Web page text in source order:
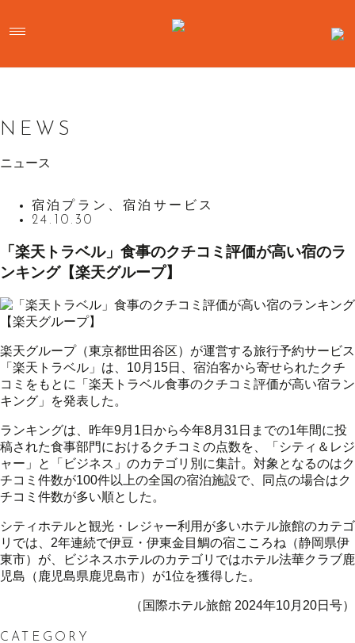
NEWS
ニュース
宿泊プラン、宿泊サービス
24.10.30
「楽天トラベル」食事のクチコミ評価が高い宿のラ
ンキング【楽天グループ】
楽天グループ（東京都世田谷区）が運営する旅行予約サービス
「楽天トラベル」は、10月15日、宿泊客から寄せられたクチ
コミをもとに「楽天トラベル食事のクチコミ評価が高い宿ラン
キング」を発表した。
ランキングは、昨年9月1日から今年8月31日までの1年間に投
稿された食事部門におけるクチコミの点数を、「シティ＆レジ
ャー」と「ビジネス」のカテゴリ別に集計。対象となるのはク
チコミ件数が100件以上の全国の宿泊施設で、同点の場合はク
チコミ件数が多い順とした。
シティホテルと観光・レジャー利用が多いホテル旅館のカテゴ
リでは、2年連続で伊豆・伊東金目鯛の宿こころね（静岡県伊
東市）が、ビジネスホテルのカテゴリではホテル法華クラブ鹿
児島（鹿児島県鹿児島市）が1位を獲得した。
（国際ホテル旅館 2024年10月20日号）
CATEGORY